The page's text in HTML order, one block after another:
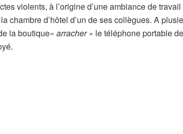
violents, à l’origine d’une ambiance de
la chambre d’hôtel d’un de ses collègues. A
la boutique« arracher » le téléphone portable